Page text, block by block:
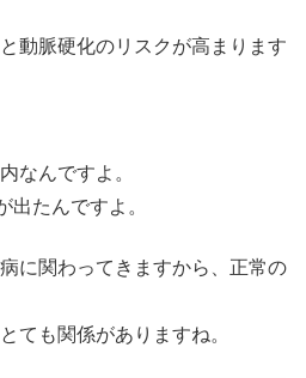
動脈硬化のリスクが高まります
なんですよ。
出たんですよ。
に関わってきますから、正常の
ても関係がありますね。